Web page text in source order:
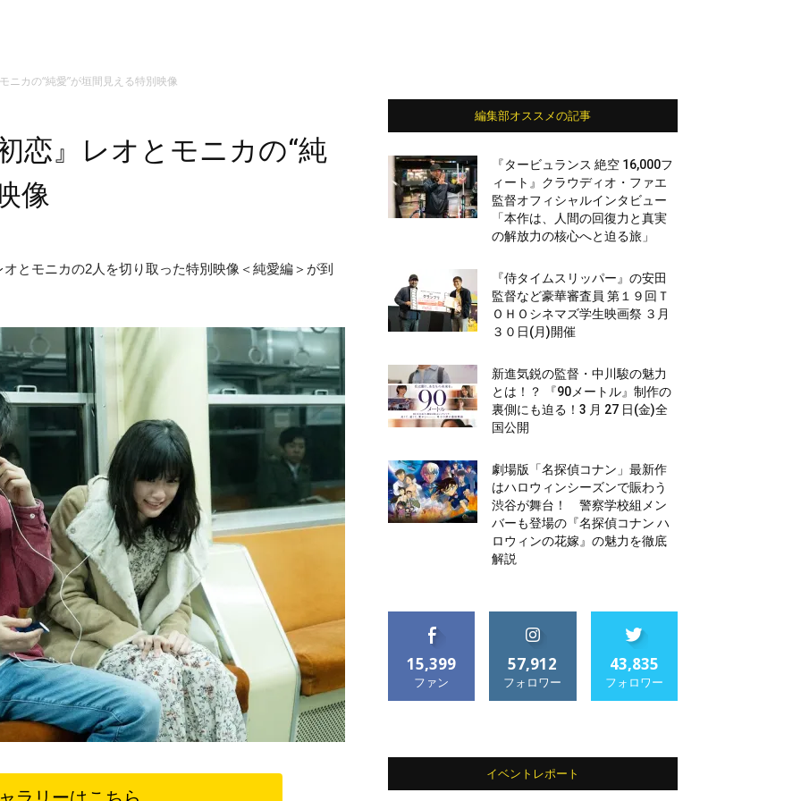
ニカの“純愛”が垣間見える特別映像
恋』レオとモニカの“純
像
オとモニカの2人を切り取った特別映像＜純愛編＞が到
編集部オススメの記事
『タービュランス 絶空 16,000フ
ィート』クラウディオ・ファエ
監督オフィシャルインタビュー
「本作は、人間の回復力と真実
の解放力の核心へと迫る旅」
『侍タイムスリッパー』の安田
監督など豪華審査員 第１９回Ｔ
ＯＨＯシネマズ学生映画祭 ３月
３０日(月)開催
新進気鋭の監督・中川駿の魅力
とは！？ 『90メートル』制作の
裏側にも迫る！3 月 27 日(金)全
国公開
劇場版「名探偵コナン」最新作
はハロウィンシーズンで賑わう
渋谷が舞台！ 警察学校組メン
バーも登場の『名探偵コナン ハ
ロウィンの花嫁』の魅力を徹底
解説
15,399
ファン
57,912
フォロワー
43,835
フォロワー
イベントレポート